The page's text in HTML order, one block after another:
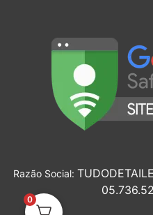
Razão Social:
0